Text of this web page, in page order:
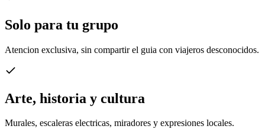
Solo para tu grupo
Atencion exclusiva, sin compartir el guia con viajeros desconocidos.
Arte, historia y cultura
Murales, escaleras electricas, miradores y expresiones locales.